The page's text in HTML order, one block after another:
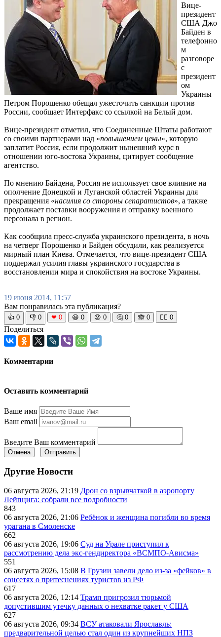
Вице-
президент
США Джо
Байден в
телефонно
м
разговоре
с
президент
ом
Украины
Петром Порошенко обещал ужесточить санкции против
России, сообщает Интерфакс со ссылкой на Белый дом.
Вице-президент отметил, что Соединенные Штаты работают
со своими партнерами над «повышением цены», которую
заплатит Россия, если продолжит нынешний курс в
отношении юго-востока Украины, цитирует сообщение
агентство.
По мнению Байдена, Россия не использует свое влияние на
ополчение Донецкой и Луганской областей Украины для
прекращения «насилия со стороны сепаратистов», а также
продолжает поставки вооружения и отправку военного
персонала в регион.
Как сообщила пресс-служба украинского президента, в ночь
на четверг Порошенко и Байден обсудили, как реализуется
мирный план Киева. Отмечается, что вице-президент США
поддержал усилия главы украинского государства в
восстановлении мира и спокойствия на востоке Украины.
19 июня 2014, 11:57
Вам понравилась эта публикация?
👍 0 👎 0 ❤ 0 😆 0 😡 0 🤔 0 🙈 0 🧘‍♀️ 0
Поделиться
Комментарии
Оставить комментарий
Ваше имя
Ваш email
Введите Ваш комментарий
Отмена Отправить
Другие Новости
06 августа 2026, 21:19 Дрон со взрывчаткой в аэропорту
Лейпцига: собрали все подробности
843
06 августа 2026, 21:06 Ребёнок и женщина погибли во время
урагана в Смоленске
662
06 августа 2026, 19:06 Суд на Урале приступил к
рассмотрению дела экс-гендиректора «ВСМПО-Ависма»
551
06 августа 2026, 15:08 В Грузии завели дело из-за «фейков» в
соцсетях о притеснениях туристов из РФ
617
06 августа 2026, 12:14 Трамп пригрозил тюрьмой
допустившим утечку данных о нехватке ракет у США
627
06 августа 2026, 09:34 ВСУ атаковали Ярославль:
предварительной целью стал один из крупнейших НПЗ